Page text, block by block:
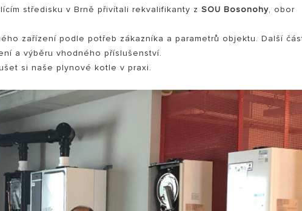
středisku v Brně přivítali rekvalifikanty zSOU Bosonohy, obor
zařízení podle potřeb zákazníka a parametrů objektu. Další
a výběru vhodného příslušenství.
si naše plynové kotle v praxi.